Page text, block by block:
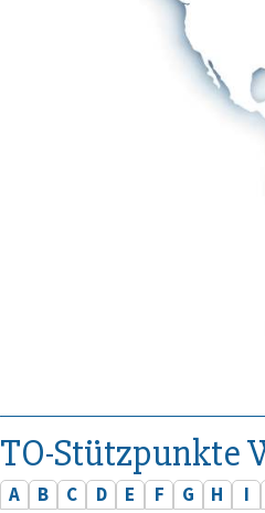
TO-Stützpunkte
A B C D E F G H I